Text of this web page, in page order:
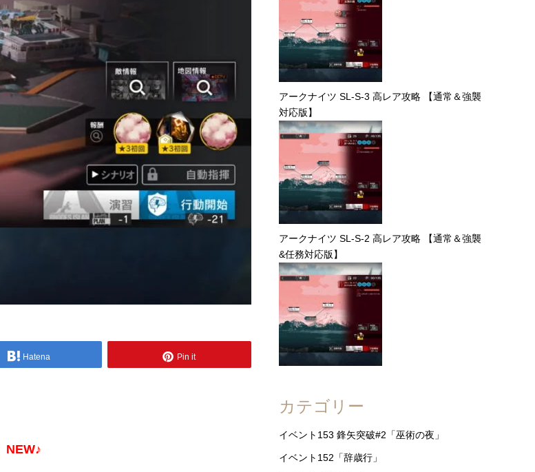
Hatena Pin it
NEW♪
アークナイツ SL-S-3 高レア攻略 【通常＆強襲
対応版】
アークナイツ SL-S-2 高レア攻略 【通常＆強襲
&任務対応版】
カテゴリー
イベント153 鋒矢突破#2「巫術の夜」
イベント152「辞歳行」